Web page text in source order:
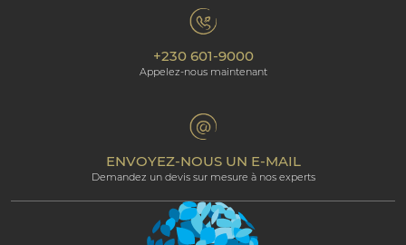
Nos hôtels
Programme d’affiliation
Responsabilité Environnementale
The Art of Beautiful
Galerie
Beachcomber Magazine
Espace Professionnel
Politique de confidentialité
Politique de gestion des cookies
Termes et Conditions
+230 601-9000
Appelez-nous maintenant
ENVOYEZ-NOUS UN E-MAIL
Demandez un devis sur mesure à nos experts